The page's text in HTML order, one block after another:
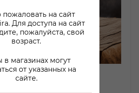
на сайт
Для доступа на сайт
пожалуйста, свой
возраст.
в магазинах могут
от указанных на
сайте.
происхождения